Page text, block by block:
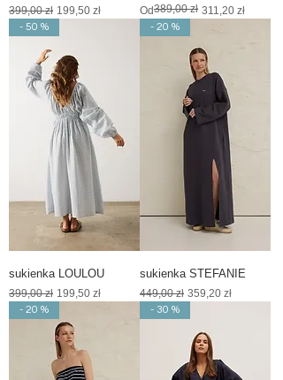
Regularna cena
399,00 zł Cena rabatowa
199,50 zł Od
Regularna cena
389,00 zł 311,20 zł
Cena rabatowa
- 50 %
sukienka LOULOU
Regularna cena
399,00 zł Cena rabatowa
199,50 zł
- 20 %
sukienka STEFANIE
Regularna cena
449,00 zł Cena rabatowa
359,20 zł
- 20 % - 30 %